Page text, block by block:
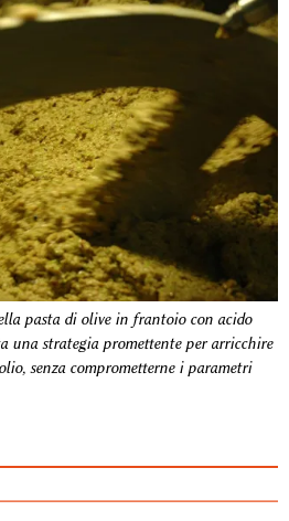
pasta di olive in frantoio con acido
una strategia promettente per arricchire
senza comprometterne i parametri